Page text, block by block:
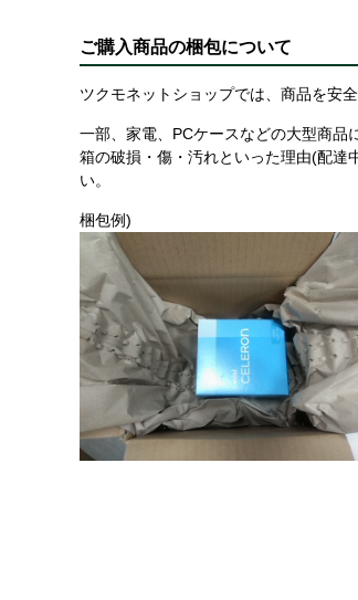
ご購入商品の梱包について
ツクモネットショップでは、商品を安
一部、家電、PCケースなどの大型商品
箱の破損・傷・汚れといった理由(配達
い。
梱包例)